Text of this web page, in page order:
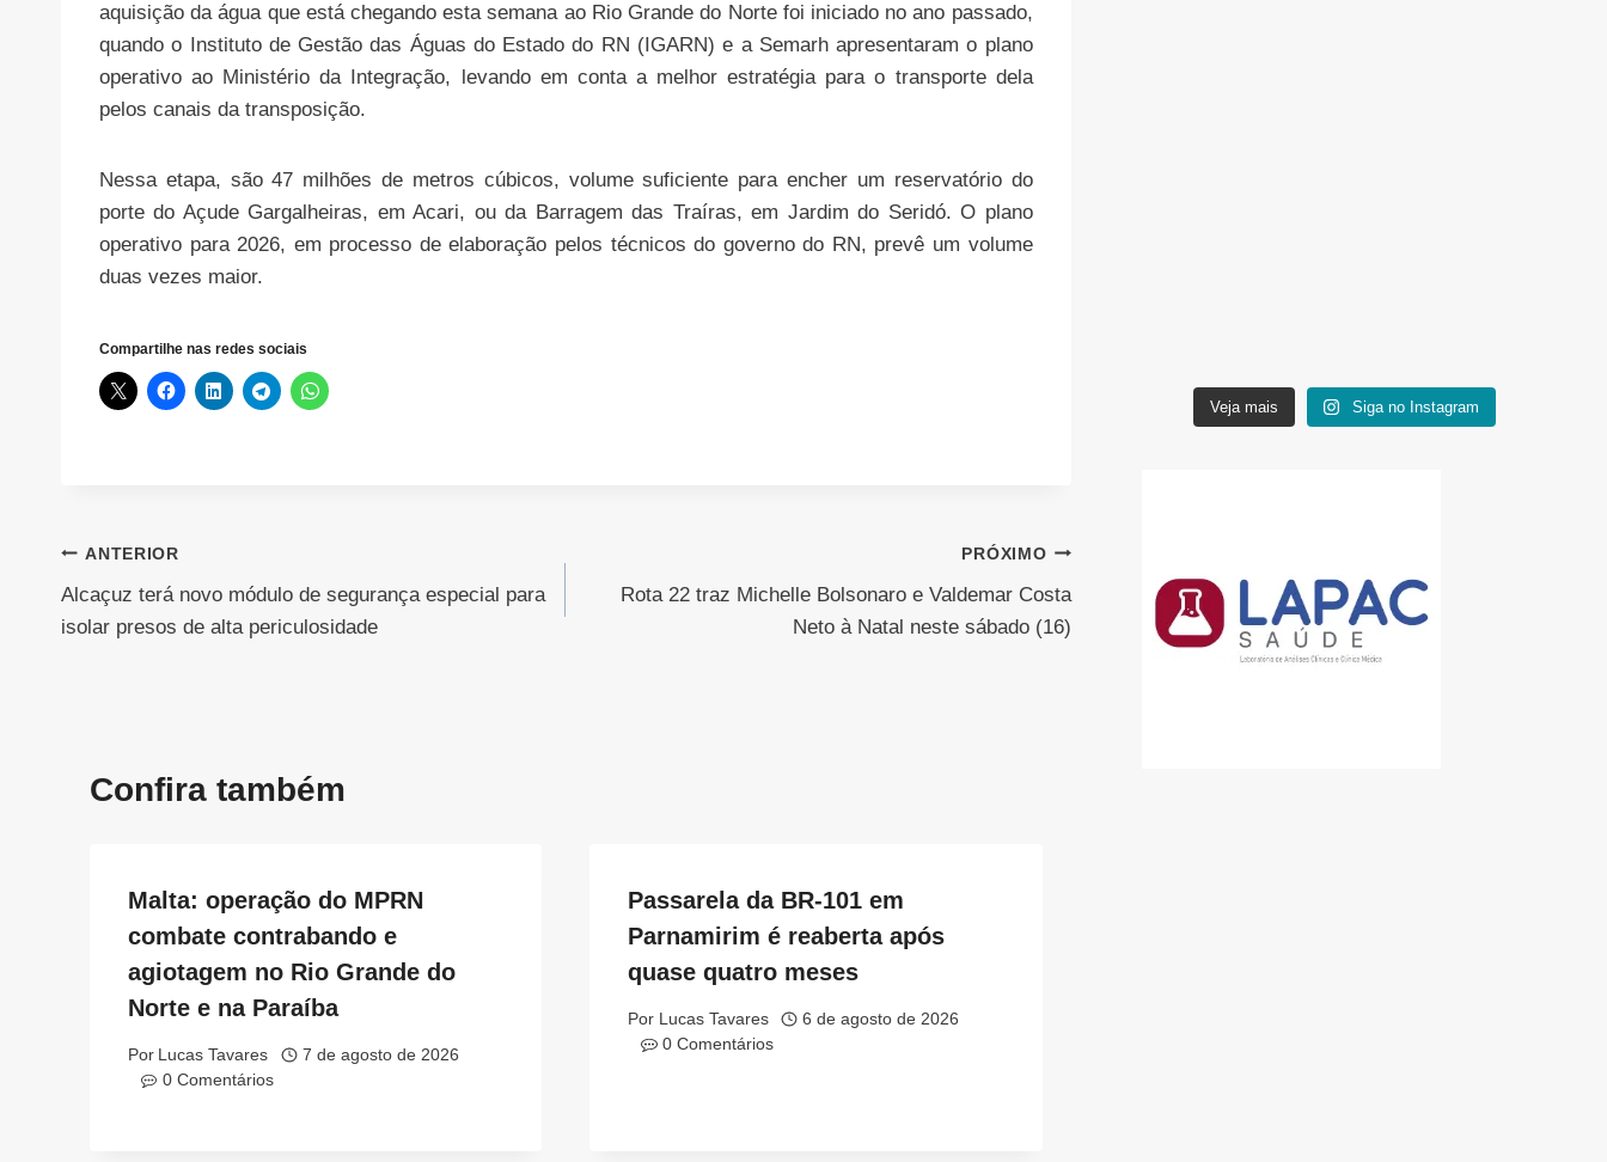
aquisição da água que está chegando esta semana ao Rio Grande do Norte foi iniciado no ano passado,
quando o Instituto de Gestão das Águas do Estado do RN (IGARN) e a Semarh apresentaram o plano
operativo ao Ministério da Integração, levando em conta a melhor estratégia para o transporte dela
pelos canais da transposição.
Nessa etapa, são 47 milhões de metros cúbicos, volume suficiente para encher um reservatório do
porte do Açude Gargalheiras, em Acari, ou da Barragem das Traíras, em Jardim do Seridó. O plano
operativo para 2026, em processo de elaboração pelos técnicos do governo do RN, prevê um volume
duas vezes maior.
Compartilhe nas redes sociais
Navegação
de
ANTERIOR
Alcaçuz terá novo módulo de segurança especial para
isolar presos de alta periculosidade
PRÓXIMO
Rota 22 traz Michelle Bolsonaro e Valdemar Costa
Neto à Natal neste sábado (16)
Confira também
Malta: operação do MPRN
combate contrabando e
agiotagem no Rio Grande do
Norte e na Paraíba
Por Lucas Tavares
7 de agosto de 2026
0 Comentários
Passarela da BR-101 em
Parnamirim é reaberta após
quase quatro meses
Por Lucas Tavares
6 de agosto de 2026
0 Comentários
Veja mais Siga no Instagram